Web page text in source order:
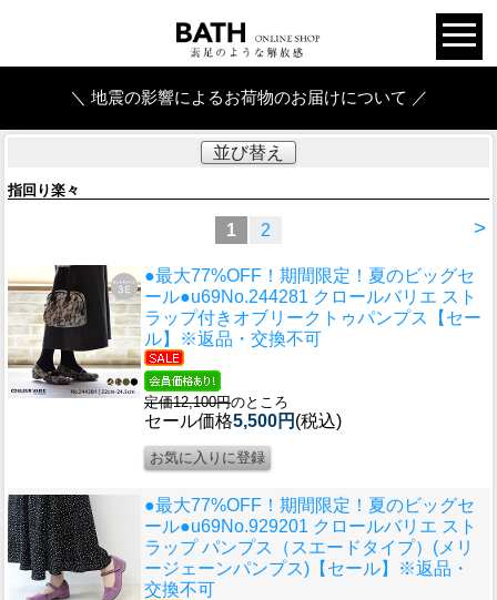
＼ 地震の影響によるお荷物のお届けについて ／
並び替え
指回り楽々
>
1 2
●最大77%OFF！期間限定！夏のビッグセ
ール●u69No.244281 クロールバリエ スト
ラップ付きオブリークトゥパンプス【セー
ル】※返品・交換不可
定価12,100円のところ
セール価格5,500円 (税込)
●最大77%OFF！期間限定！夏のビッグセ
ール●u69No.929201 クロールバリエ スト
ラップ パンプス（スエードタイプ）(メリ
ージェーンパンプス)【セール】※返品・
交換不可